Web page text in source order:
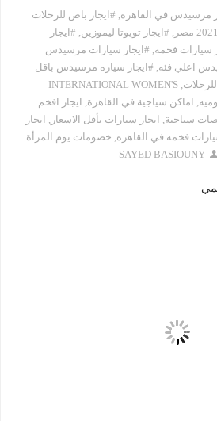
مرسيدس في القاهره #ايجار باص للرحلات
#ايجار تويوتا ليموزين #ايجار
سيارات فخمه #ايجار سيارات مرسيدس
اعلي فئه #ايجار سياره مرسيدس باقل
INTERNATIONAL WOMEN'S
اماكن سياجية في القاهرة
ايجار افخم
سياحية ايجار سيارات بأقل الاسعار
ايجار
فخمه في القاهره خصومات يوم المرأة
SAYED BASIOUNY